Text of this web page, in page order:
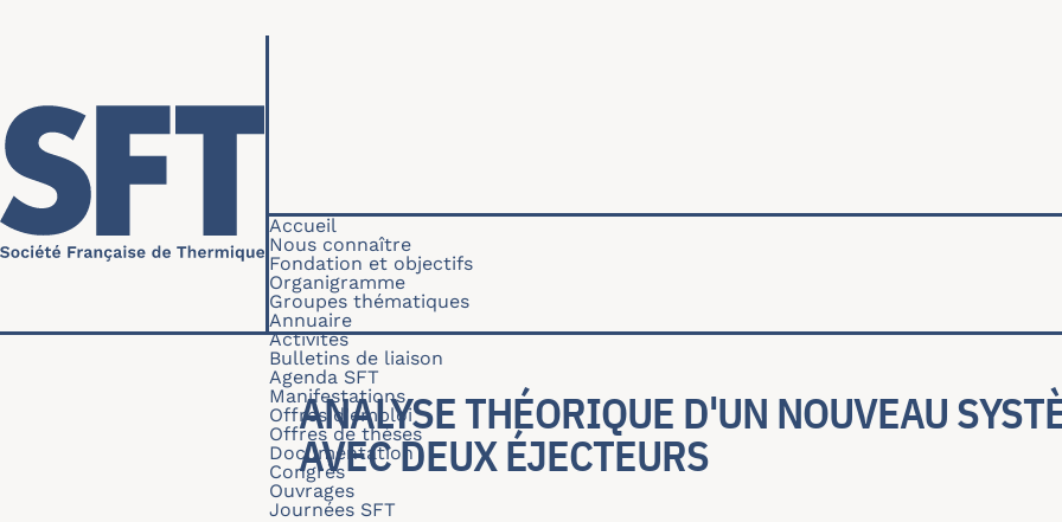
Navigation principale
Accueil
Nous connaître
Fondation et objectifs
Organigramme
Groupes thématiques
Annuaire
Activités
Bulletins de liaison
Agenda SFT
Manifestations
Offres d'emploi
Offres de thèses
Documentation
Congrès
Ouvrages
Journées SFT
ANALYSE THÉORIQUE D'UN NOUVEAU
AVEC DEUX ÉJECTEURS